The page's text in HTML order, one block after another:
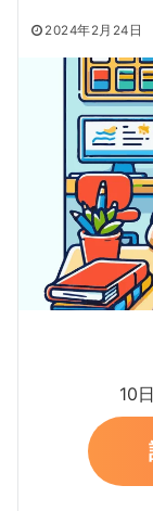
2024年2月24日
10